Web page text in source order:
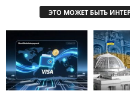
ЭТО МОЖЕТ БЫТЬ